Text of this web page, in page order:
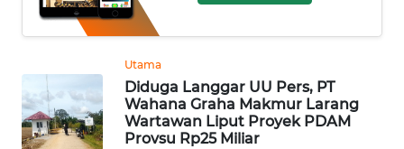
Utama
Diduga Langgar UU Pers, PT
Wahana Graha Makmur Larang
Wartawan Liput Proyek PDAM
Provsu Rp25 Miliar
TOKOH
OPINI
Informasi